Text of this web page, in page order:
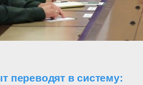
переводят в систему: